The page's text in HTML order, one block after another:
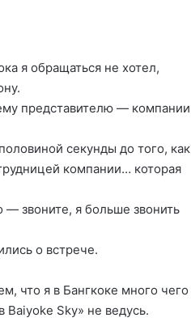
я обращаться не хотел,
представителю — компании
секунды до того, как
компании… которая
звоните, я больше звонить
о встрече.
что я в Бангкоке много чего
Sky» не ведусь.